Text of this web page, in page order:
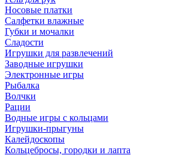
Носовые платки
Салфетки влажные
Губки и мочалки
Сладости
Игрушки для развлечений
Заводные игрушки
Электронные игры
Рыбалка
Волчки
Рации
Водные игры с кольцами
Игрушки-прыгуны
Калейдоскопы
Кольцебросы, городки и лапта